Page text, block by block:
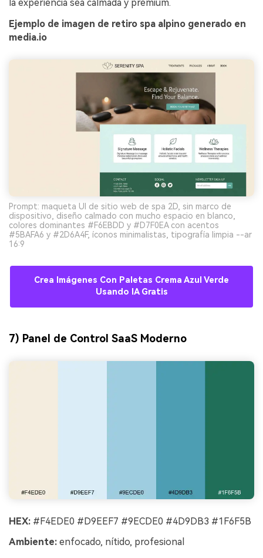
la experiencia sea calmada y premium.
Ejemplo de imagen de retiro spa alpino generado en
media.io
Prompt: maqueta UI de sitio web de spa 2D, sin marco de
dispositivo, diseño calmado con mucho espacio en blanco,
colores dominantes #F6EBDD y #D7F0EA con acentos
#5BAFA6 y #2D6A4F, íconos minimalistas, tipografía limpia --ar
16:9
Crea Imágenes Con Paletas Crema Azul Verde
Usando IA Gratis
7) Panel de Control SaaS Moderno
HEX: #F4EDE0 #D9EEF7 #9ECDE0 #4D9DB3 #1F6F5B
Ambiente: enfocado, nítido, profesional